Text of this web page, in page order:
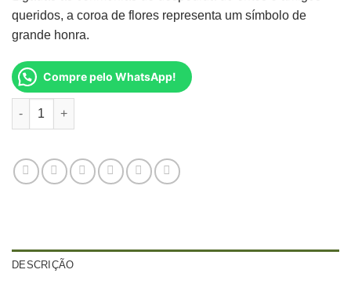
queridos, a coroa de flores representa um símbolo de
grande honra.
Compre pelo WhatsApp!
Coroa Fúnebre de Rosas e Crisântemos quantidade
DESCRIÇÃO